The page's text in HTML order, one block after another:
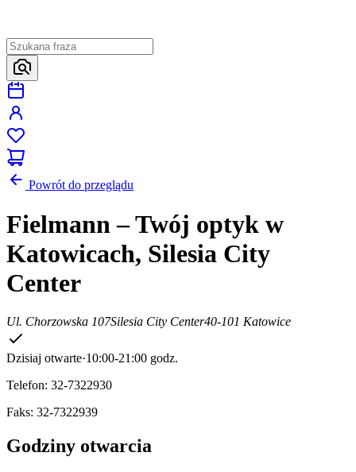
Powrót do przeglądu
Fielmann – Twój optyk w
Katowicach, Silesia City
Center
Ul. Chorzowska 107Silesia City Center40-101 Katowice
Dzisiaj otwarte·10:00-21:00 godz.
Telefon: 32-7322930
Faks: 32-7322939
Godziny otwarcia